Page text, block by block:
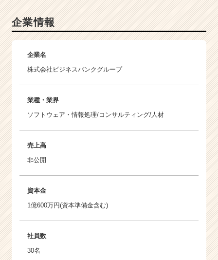
企業情報
企業名
株式会社ビジネスバンクグループ
業種・業界
ソフトウェア・情報処理/コンサルティング/人材
売上高
非公開
資本金
1億600万円(資本準備金含む)
社員数
30名